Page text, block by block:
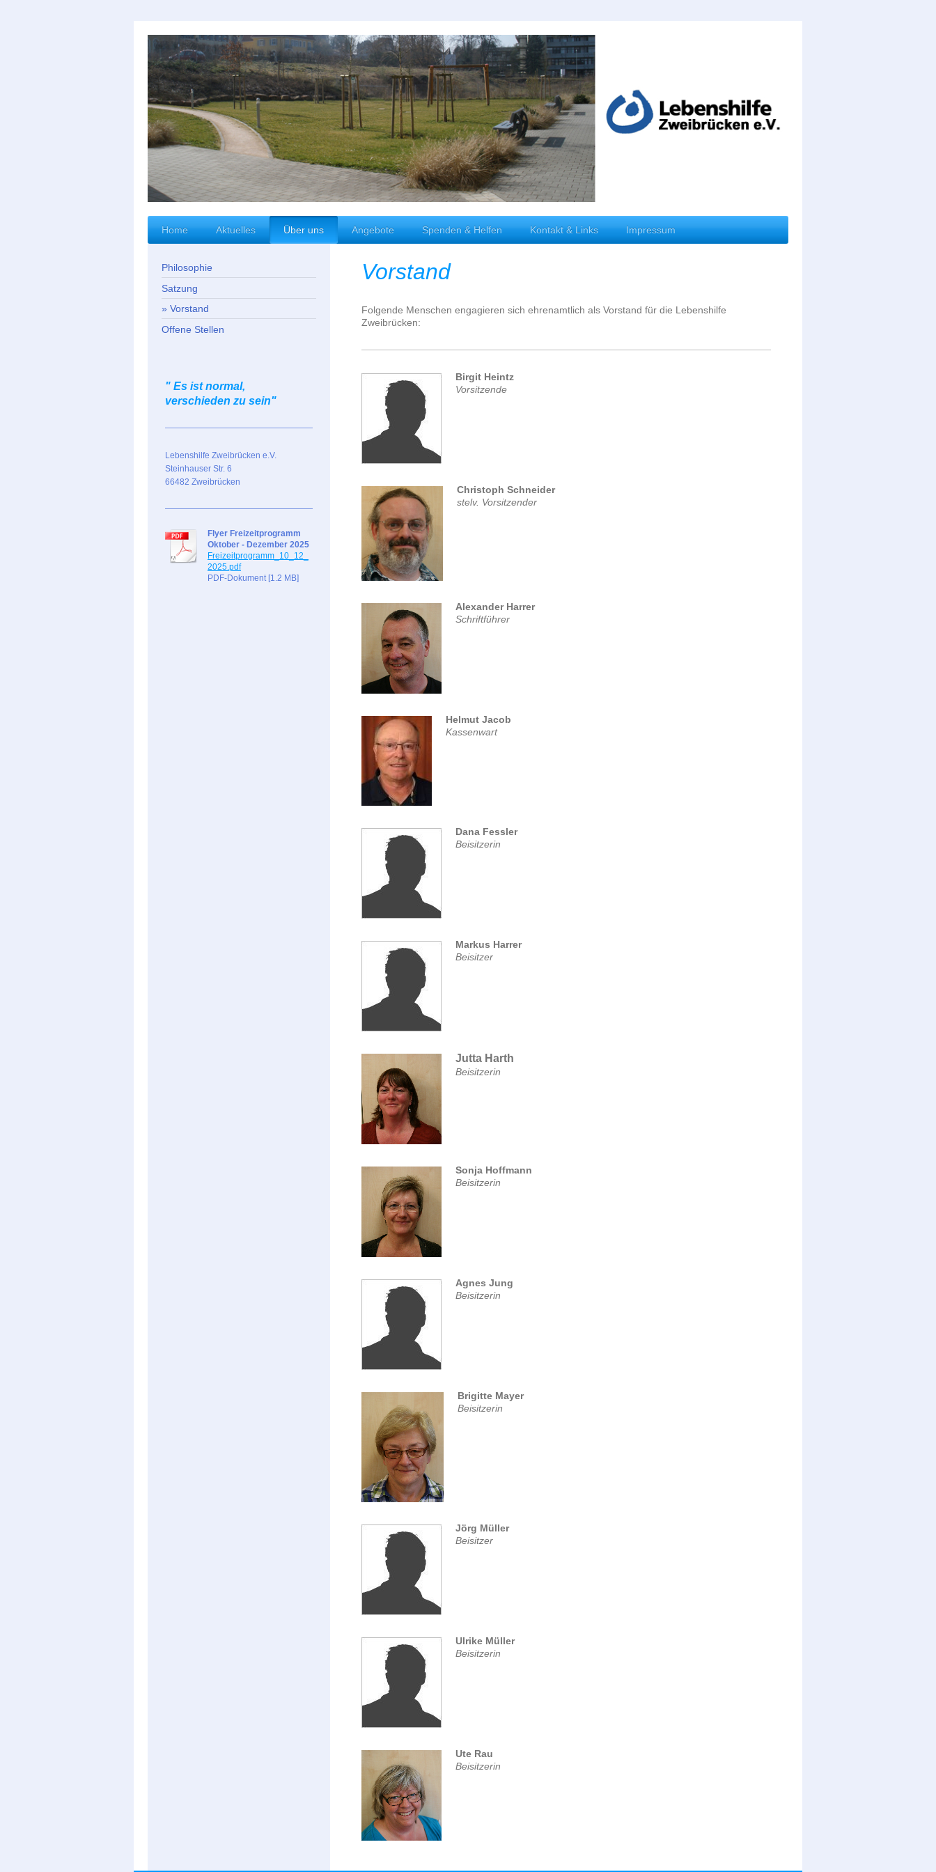
Home Aktuelles Über uns Angebote Spenden & Helfen Kontakt & Links Impressum
Vorstand
Folgende Menschen engagieren sich ehrenamtlich als Vorstand für die Lebenshilfe
Zweibrücken:
Birgit Heintz
Vorsitzende
Christoph Schneider
stelv. Vorsitzender
Alexander Harrer
Schriftführer
Helmut Jacob
Kassenwart
Dana Fessler
Beisitzerin
Markus Harrer
Beisitzer
Jutta Harth
Beisitzerin
Sonja Hoffmann
Beisitzerin
Agnes Jung
Beisitzerin
Brigitte Mayer
Beisitzerin
Jörg Müller
Beisitzer
Ulrike Müller
Beisitzerin
Ute Rau
Beisitzerin
Philosophie
Satzung
Vorstand
Offene Stellen
" Es ist normal,
verschieden zu sein"
Lebenshilfe Zweibrücken e.V.
Steinhauser Str. 6
66482 Zweibrücken
Flyer Freizeitprogramm
Oktober - Dezember 2025
Freizeitprogramm_10_12_
2025.pdf
PDF-Dokument [1.2 MB]